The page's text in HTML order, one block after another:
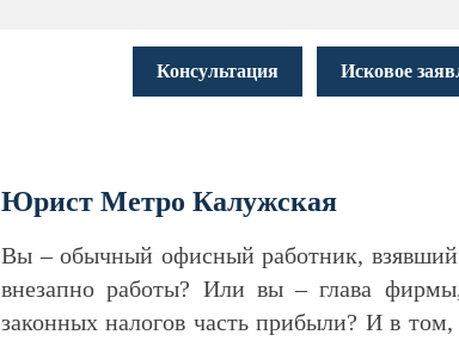
Консультация Исковое
Юрист Метро Калужская
Вы – обычный офисный работник, взявший
внезапно работы? Или вы – глава
законных налогов часть прибыли? И в